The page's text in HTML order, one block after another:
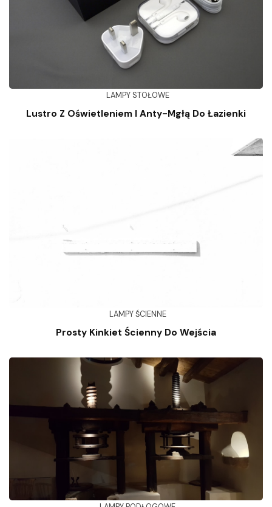
LAMPY STOŁOWE
Lustro Z Oświetleniem I Anty-Mgłą Do Łazienki
LAMPY ŚCIENNE
Prosty Kinkiet Ścienny Do Wejścia